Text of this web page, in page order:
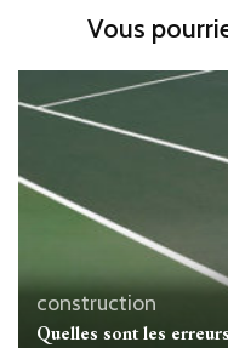
Vous
construction
Quelles sont les